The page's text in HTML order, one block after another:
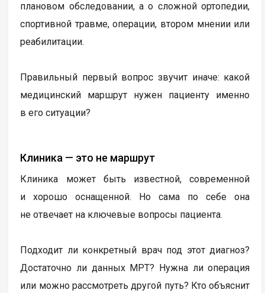
плановом обследовании, а о сложной ортопедии,
спортивной травме, операции, втором мнении или
реабилитации.
Правильный первый вопрос звучит иначе: какой
медицинский маршрут нужен пациенту именно
в его ситуации?
Клиника — это не маршрут
Клиника может быть известной, современной
и хорошо оснащенной. Но сама по себе она
не отвечает на ключевые вопросы пациента.
Подходит ли конкретный врач под этот диагноз?
Достаточно ли данных МРТ? Нужна ли операция
или можно рассмотреть другой путь? Кто объяснит